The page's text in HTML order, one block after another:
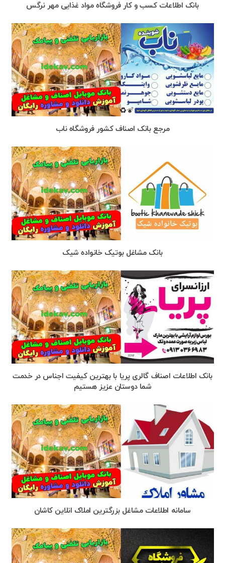
بانک اطلاعات کسب و کار فروشگاه مواد غذایی مهر نرگس
مرجع بانک اصناف کشور فروشگاه ناب
بانک مشاغل بوتیک خانواده شیک
بانک اطلاعات اصناف گالری پریا با بهترین کیفیت اجناس در خدمت
شما دوستان عزیز هستیم
سامانه اطلاعات مشاغل بزرگترین‌ املاک انلاین کاشان